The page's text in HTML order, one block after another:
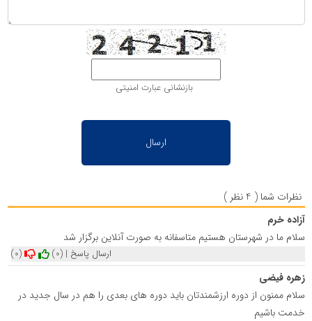
بازنشانی عبارت امنیتی
نظرات شما ( 4 نظر )
آزاده خرم
سلام ما در شهرستان هستیم متاسفانه به صورت آنلاین برگزار شد
(0)
(0) ارسال پاسخ |
زهره فیضی
سلام ممنون از دوره ارزشمندتان باید دوره های بعدی را هم در سال جدید در
خدمت باشیم